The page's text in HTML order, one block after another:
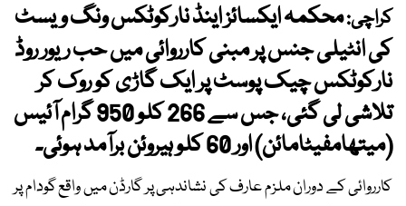
کراچی:محکمہ ایکسائز اینڈ نارکوٹکس ونگ ویسٹ
کی انٹیلی جنس پر مبنی کارروائی میں حب ریور روڈ
نارکوٹکس چیک پوسٹ پر ایک گاڑی کو روک کر
تلاشی لی گئی، جس سے 266 کلو 950 گرام آئیس
(میتھامفیٹامائن) اور 60 کلو ہیروئن برآمد ہوئی۔
کارروائی کے دوران ملزم عارف کی نشاندہی پر گارڈن میں واقع گودام پر